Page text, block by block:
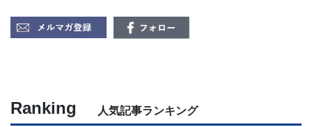
Ranking 人気記事ランキング